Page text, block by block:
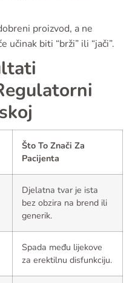
proizvod, a ne
učinak biti “brži” ili “jači”.
Što To Znači Za
Pacijenta
Djelatna tvar je ista
bez obzira na brend ili
generik.
Spada među lijekove
za erektilnu disfunkciju.